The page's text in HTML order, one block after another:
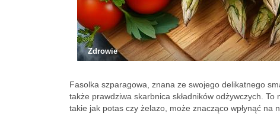
Zdrowie
Fasolka szparagowa, znana ze swojego delikatnego
także prawdziwa skarbnica składników odżywczych.
takie jak potas czy żelazo, może znacząco wpłynąć